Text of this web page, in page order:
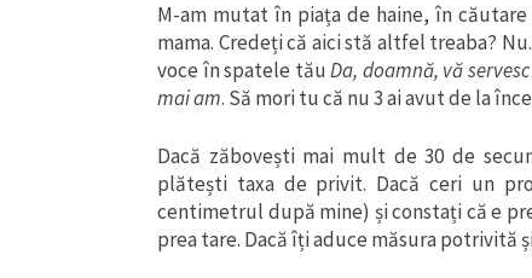
M-am mutat în piața de haine, în
mama. Credeți că aici stă altfel treaba?
voce în spatele tăuDa, doamnă, vă
mai am. Să mori tu că nu 3 ai avut de la
Dacă zăbovești mai mult de 30 de
plătești taxa de privit. Dacă ceri un
centimetrul după mine) și constați că e
prea tare. Dacă îți aduce măsura potrivită